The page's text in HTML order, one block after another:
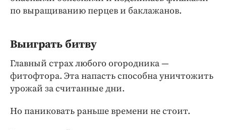
Бренд года
по выращиванию перцев и баклажанов.
Выиграть битву
Главный страх любого огородника —
фитофтора. Эта напасть способна уничтожить
урожай за считанные дни.
Но паниковать раньше времени не стоит.